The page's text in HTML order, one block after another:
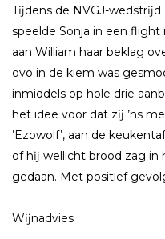
Tĳdens de NVGJ-
speelde Sonja in een
aan William haar beklag
ovo in de kiem was
inmiddels op hole drie
het idee voor dat zĳ ’ns
’Ezowolf’, aan de
of hĳ wellicht brood zag
gedaan. Met positief
Wĳnadvies